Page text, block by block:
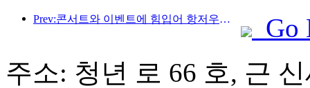
Prev:콘서트와 이벤트에 힘입어 항저우의 호텔 실적은 3월에도 계속 상승할 것으로 예상된다.
Go
주소: 청년 로 66 호, 근